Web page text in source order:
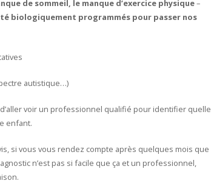
de sommeil, le manque d’exercice physique–
biologiquement programmés pour passer nos
autistique…)
voir un professionnel qualifié pour identifier quelle
enfant.
si vous vous rendez compte après quelques mois que
n’est pas si facile que ça et un professionnel,